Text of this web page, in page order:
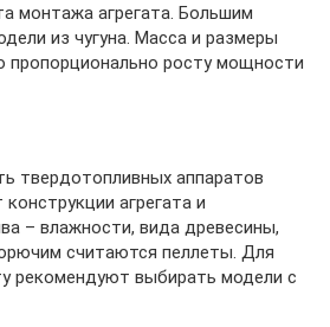
монтажа агрегата. Большим
из чугуна. Масса и размеры
пропорционально росту мощности
твердотопливных аппаратов
агрегата и
– влажности, вида древесины,
считаются пеллеты. Для
рекомендуют выбирать модели с